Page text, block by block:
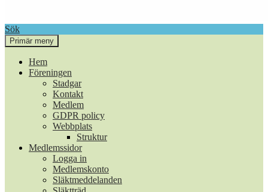
Annika och Torkel i Berg
Sök
Primär meny
Hem
Föreningen
Stadgar
Kontakt
Medlem
GDPR policy
Webbplats
Struktur
Medlemssidor
Logga in
Medlemskonto
Släktmeddelanden